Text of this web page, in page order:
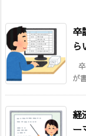
卒
ら
が
経
ー